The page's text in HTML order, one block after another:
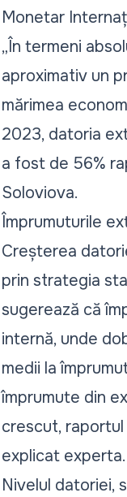
Monetar
„În termeni
aproximativ un
mărimea
2023, datoria
a fost de 56%
Soloviova.
Împrumuturile
Creșterea
prin strategia
sugerează că
internă, unde
medii la
împrumute din
crescut, raportul
explicat experta.
Nivelul datoriei,